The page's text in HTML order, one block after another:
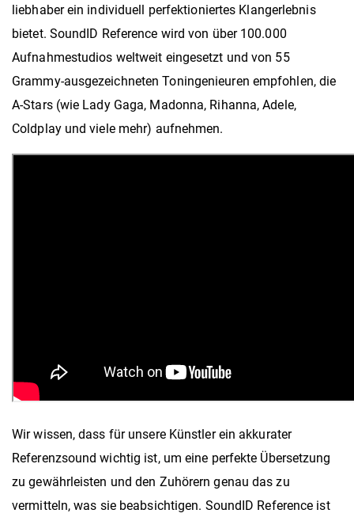
liebhaber ein individuell perfektioniertes Klangerlebnis
bietet. SoundID Reference wird von über 100.000
Aufnahmestudios weltweit eingesetzt und von 55
Grammy-ausgezeichneten Toningenieuren empfohlen, die
A-Stars (wie Lady Gaga, Madonna, Rihanna, Adele,
Coldplay und viele mehr) aufnehmen.
Wir wissen, dass für unsere Künstler ein akkurater
Referenzsound wichtig ist, um eine perfekte Übersetzung
zu gewährleisten und den Zuhörern genau das zu
vermitteln, was sie beabsichtigen. SoundID Reference ist